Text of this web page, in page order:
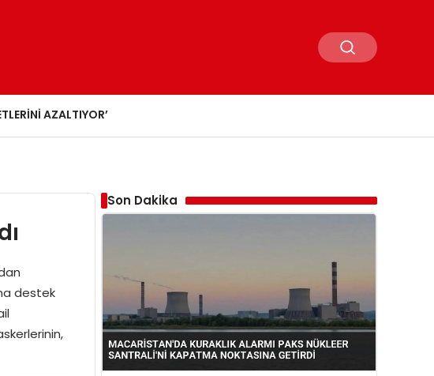
AZALTIYOR’
destek
Son Dakika